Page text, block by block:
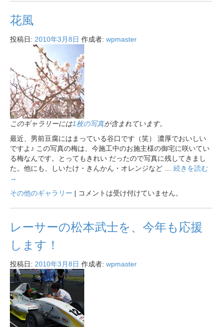
花風
投稿日: 2010年3月8日 作成者: wpmaster
このギャラリーには1枚の写真が含まれています。
最近、男前豆腐にはまっている谷口です（笑） 濃厚でおいしい
ですよ♪ この写真の梅は、今施工中のお施主様の御宅に咲いてい
る梅なんです。とってもきれい だったので写真に残してきまし
た。他にも、しいたけ・きんかん・オレンジなど … 続きを読む
→
その他のギャラリー | コメントは受け付けていません。
レーサーの松本武士を、今年も応援
します！
投稿日: 2010年3月8日 作成者: wpmaster